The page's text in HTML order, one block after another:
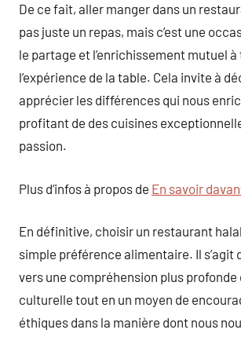
De ce fait, aller manger dans un
pas juste un repas, mais c’est une
le partage et l’enrichissement mutuel
l’expérience de la table. Cela invite à
apprécier les différences qui nous
profitant de des cuisines
passion.
Plus d’infos à propos de En savoir
En définitive, choisir un restaurant halal
simple préférence alimentaire. Il s’agit
vers une compréhension plus profonde
culturelle tout en un moyen de
éthiques dans la manière dont nous